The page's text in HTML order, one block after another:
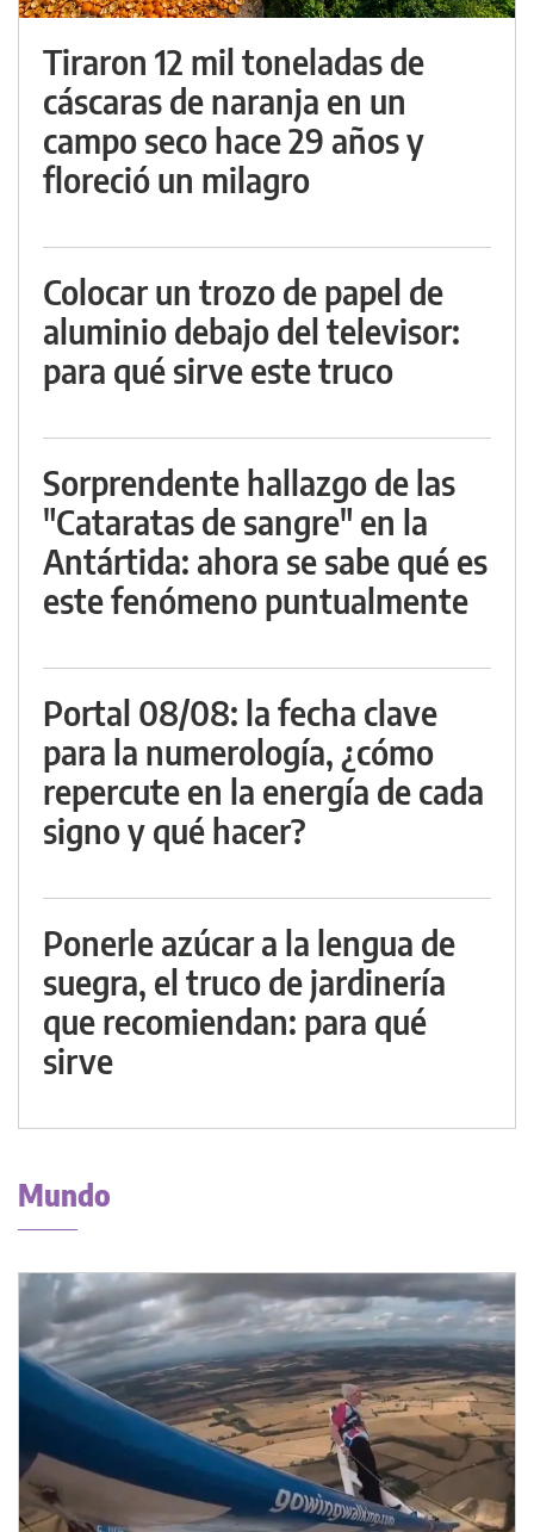
Tiraron 12 mil toneladas de
cáscaras de naranja en un
campo seco hace 29 años y
floreció un milagro
Colocar un trozo de papel de
aluminio debajo del televisor:
para qué sirve este truco
Sorprendente hallazgo de las
"Cataratas de sangre" en la
Antártida: ahora se sabe qué es
este fenómeno puntualmente
Portal 08/08: la fecha clave
para la numerología, ¿cómo
repercute en la energía de cada
signo y qué hacer?
Ponerle azúcar a la lengua de
suegra, el truco de jardinería
que recomiendan: para qué
sirve
Mundo